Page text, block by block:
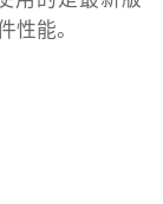
能。